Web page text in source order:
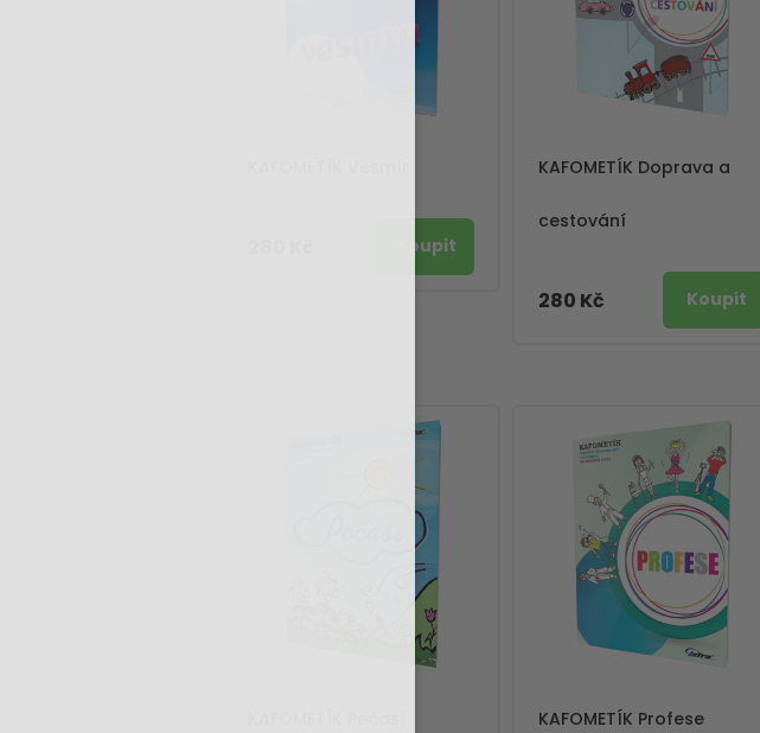
KAFOMETÍK Doprava a
cestování
280 Kč
KAFOMETÍK Profese